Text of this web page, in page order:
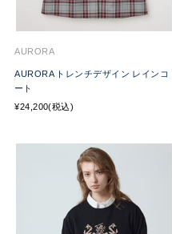
AURORA
AURORA トレンチデザイン レインコ
ート
¥24,200(税込)